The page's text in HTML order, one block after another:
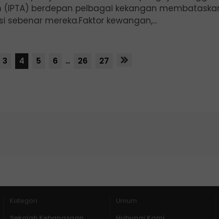
(IPTA) berdepan pelbagai kekangan
sebenar mereka.Faktor kewangan,...
3 4 5 6 ... 26 27
Kategori
Umum